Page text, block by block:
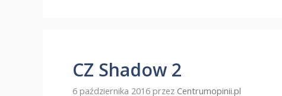
CZ Shadow 2
6 października 2016 przez Centrumopinii.pl